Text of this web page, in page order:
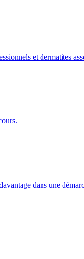
et dermatites
dans une